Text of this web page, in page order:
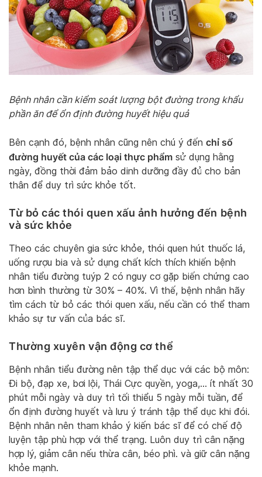
Bệnh nhân cần kiểm soát lượng bột đường trong khẩu
phần ăn để ổn định đường huyết hiệu quả
Bên cạnh đó, bệnh nhân cũng nên chú ý đến chỉ số
đường huyết của các loại thực phẩm sử dụng hằng
ngày, đồng thời đảm bảo dinh dưỡng đầy đủ cho bản
thân để duy trì sức khỏe tốt.
Từ bỏ các thói quen xấu ảnh hưởng đến bệnh
và sức khỏe
Theo các chuyên gia sức khỏe, thói quen hút thuốc lá,
uống rượu bia và sử dụng chất kích thích khiến bệnh
nhân tiểu đường tuýp 2 có nguy cơ gặp biến chứng cao
hơn bình thường từ 30% – 40%. Vì thế, bệnh nhân hãy
tìm cách từ bỏ các thói quen xấu, nếu cần có thể tham
khảo sự tư vấn của bác sĩ.
Thường xuyên vận động cơ thể
Bệnh nhân tiểu đường nên tập thể dục với các bộ môn:
Đi bộ, đạp xe, bơi lội, Thái Cực quyền, yoga,… ít nhất 30
phút mỗi ngày và duy trì tối thiểu 5 ngày mỗi tuần, để
ổn định đường huyết và lưu ý tránh tập thể dục khi đói.
Bệnh nhân nên tham khảo ý kiến bác sĩ để có chế độ
luyện tập phù hợp với thể trạng. Luôn duy trì cân nặng
hợp lý, giảm cân nếu thừa cân, béo phì. và giữ cân nặng
khỏe mạnh.